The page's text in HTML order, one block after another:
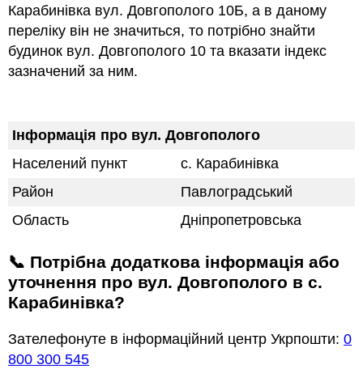
Карабинівка вул. Довгополого 10Б, а в даному
переліку він не значиться, то потрібно знайти
будинок вул. Довгополого 10 та вказати індекс
зазначений за ним.
Інформація про вул. Довгополого
Населений пункт
с. Карабинівка
Район
Павлоградський
Область
Дніпропетровська
📞 Потрібна додаткова інформація або
уточнення про вул. Довгополого в с.
Карабинівка?
Зателефонуте в інформаційний центр Укрпошти: 0
800 300 545